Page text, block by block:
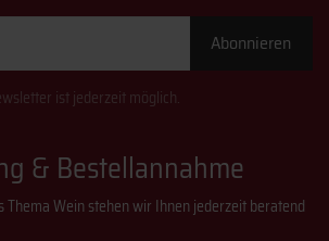
Abonnieren
ist jederzeit möglich.
& Bestellannahme
Thema Wein stehen wir Ihnen jederzeit beratend